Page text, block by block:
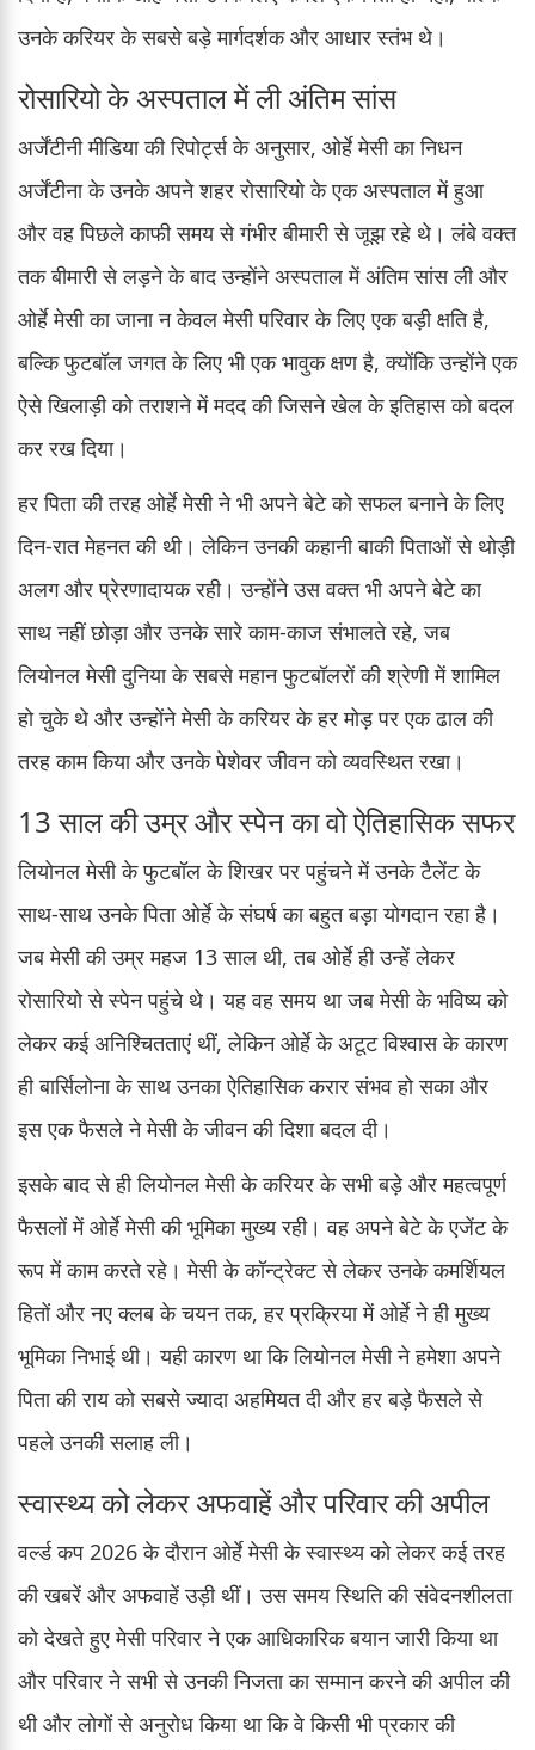
उनके करियर के सबसे बड़े मार्गदर्शक और आधार स्तंभ थे।
रोसारियो के अस्पताल में ली अंतिम सांस
अर्जेंटीनी मीडिया की रिपोर्ट्स के अनुसार, ओर्हे मेसी का निधन
अर्जेंटीना के उनके अपने शहर रोसारियो के एक अस्पताल में हुआ
और वह पिछले काफी समय से गंभीर बीमारी से जूझ रहे थे। लंबे वक्त
तक बीमारी से लड़ने के बाद उन्होंने अस्पताल में अंतिम सांस ली और
ओर्हे मेसी का जाना न केवल मेसी परिवार के लिए एक बड़ी क्षति है,
बल्कि फुटबॉल जगत के लिए भी एक भावुक क्षण है, क्योंकि उन्होंने एक
ऐसे खिलाड़ी को तराशने में मदद की जिसने खेल के इतिहास को बदल
कर रख दिया।
हर पिता की तरह ओर्हे मेसी ने भी अपने बेटे को सफल बनाने के लिए
दिन-रात मेहनत की थी। लेकिन उनकी कहानी बाकी पिताओं से थोड़ी
अलग और प्रेरणादायक रही। उन्होंने उस वक्त भी अपने बेटे का
साथ नहीं छोड़ा और उनके सारे काम-काज संभालते रहे, जब
लियोनल मेसी दुनिया के सबसे महान फुटबॉलरों की श्रेणी में शामिल
हो चुके थे और उन्होंने मेसी के करियर के हर मोड़ पर एक ढाल की
तरह काम किया और उनके पेशेवर जीवन को व्यवस्थित रखा।
13 साल की उम्र और स्पेन का वो ऐतिहासिक सफर
लियोनल मेसी के फुटबॉल के शिखर पर पहुंचने में उनके टैलेंट के
साथ-साथ उनके पिता ओर्हे के संघर्ष का बहुत बड़ा योगदान रहा है।
जब मेसी की उम्र महज 13 साल थी, तब ओर्हे ही उन्हें लेकर
रोसारियो से स्पेन पहुंचे थे। यह वह समय था जब मेसी के भविष्य को
लेकर कई अनिश्चितताएं थीं, लेकिन ओर्हे के अटूट विश्वास के कारण
ही बार्सिलोना के साथ उनका ऐतिहासिक करार संभव हो सका और
इस एक फैसले ने मेसी के जीवन की दिशा बदल दी।
इसके बाद से ही लियोनल मेसी के करियर के सभी बड़े और महत्वपूर्ण
फैसलों में ओर्हे मेसी की भूमिका मुख्य रही। वह अपने बेटे के एजेंट के
रूप में काम करते रहे। मेसी के कॉन्ट्रेक्ट से लेकर उनके कमर्शियल
हितों और नए क्लब के चयन तक, हर प्रक्रिया में ओर्हे ने ही मुख्य
भूमिका निभाई थी। यही कारण था कि लियोनल मेसी ने हमेशा अपने
पिता की राय को सबसे ज्यादा अहमियत दी और हर बड़े फैसले से
पहले उनकी सलाह ली।
स्वास्थ्य को लेकर अफवाहें और परिवार की अपील
वर्ल्ड कप 2026 के दौरान ओर्हे मेसी के स्वास्थ्य को लेकर कई तरह
की खबरें और अफवाहें उड़ी थीं। उस समय स्थिति की संवेदनशीलता
को देखते हुए मेसी परिवार ने एक आधिकारिक बयान जारी किया था
और परिवार ने सभी से उनकी निजता का सम्मान करने की अपील की
थी और लोगों से अनुरोध किया था कि वे किसी भी प्रकार की